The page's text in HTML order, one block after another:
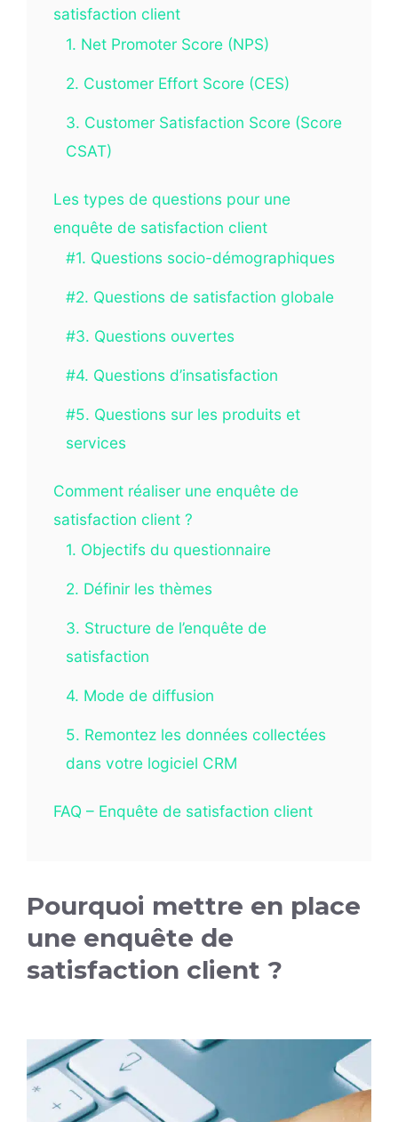
satisfaction client
1. Net Promoter Score (NPS)
2. Customer Effort Score (CES)
3. Customer Satisfaction Score (Score
CSAT)
Les types de questions pour une
enquête de satisfaction client
#1. Questions socio-démographiques
#2. Questions de satisfaction globale
#3. Questions ouvertes
#4. Questions d’insatisfaction
#5. Questions sur les produits et
services
Comment réaliser une enquête de
satisfaction client ?
1. Objectifs du questionnaire
2. Définir les thèmes
3. Structure de l’enquête de
satisfaction
4. Mode de diffusion
5. Remontez les données collectées
dans votre logiciel CRM
FAQ – Enquête de satisfaction client
Pourquoi mettre en place
une enquête de
satisfaction client ?